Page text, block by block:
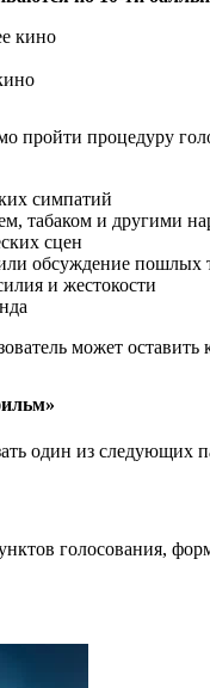
кино
пройти процедуру
симпатий
табаком и другими
сцен
обсуждение пошлых
и жестокости
может оставить
один из следующих
голосования,